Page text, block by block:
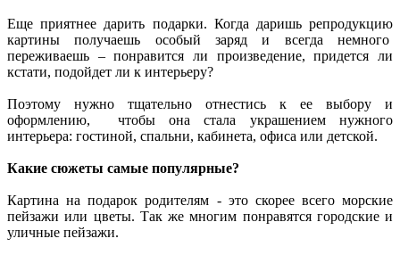
Еще приятнее дарить подарки. Когда даришь репродукцию
картины получаешь особый заряд и всегда немного
переживаешь – понравится ли произведение, придется ли
кстати, подойдет ли к интерьеру?
Поэтому нужно тщательно отнестись к ее выбору и
оформлению, чтобы она стала украшением нужного
интерьера: гостиной, спальни, кабинета, офиса или детской.
Какие сюжеты самые популярные?
Картина на подарок родителям - это скорее всего морские
пейзажи или цветы. Так же многим понравятся городские и
уличные пейзажи.